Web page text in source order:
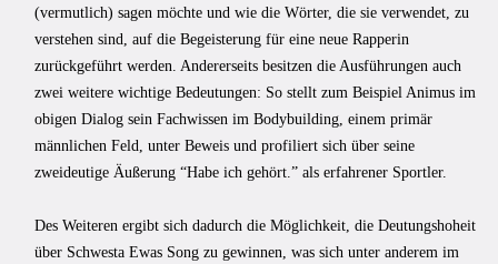
(vermutlich) sagen möchte und wie die Wörter, die sie verwendet, zu
verstehen sind, auf die Begeisterung für eine neue Rapperin
zurückgeführt werden. Andererseits besitzen die Ausführungen auch
zwei weitere wichtige Bedeutungen: So stellt zum Beispiel Animus im
obigen Dialog sein Fachwissen im Bodybuilding, einem primär
männlichen Feld, unter Beweis und profiliert sich über seine
zweideutige Äußerung “Habe ich gehört.” als erfahrener Sportler.
Des Weiteren ergibt sich dadurch die Möglichkeit, die Deutungshoheit
über Schwesta Ewas Song zu gewinnen, was sich unter anderem im